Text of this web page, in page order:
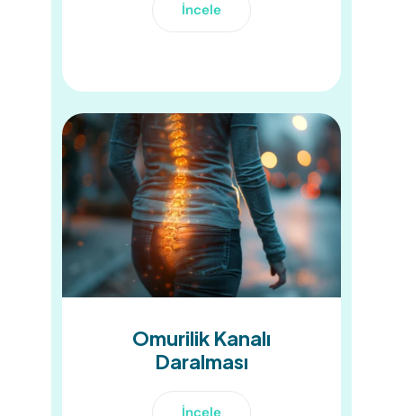
İncele
Omurilik Kanalı
Daralması
İncele